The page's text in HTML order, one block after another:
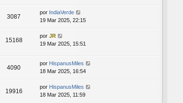
3087
por IndiaVerde
19 Mar 2025, 22:15
15168
por JR
19 Mar 2025, 15:51
4090
por HispanusMiles
18 Mar 2025, 16:54
19916
por HispanusMiles
18 Mar 2025, 11:59